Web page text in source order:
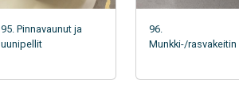
95. Pinnavaunut ja
uunipellit
96.
Munkki-/rasvakeitin